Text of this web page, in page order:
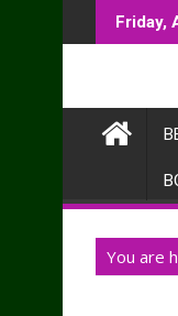
to
Friday,
You are